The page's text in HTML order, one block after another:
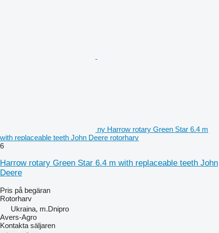
ny Harrow rotary Green Star 6.4 m
with replaceable teeth John Deere rotorharv
6
Harrow rotary Green Star 6.4 m with replaceable teeth John
Deere
Pris på begäran
Rotorharv
Ukraina, m.Dnipro
Avers-Agro
Kontakta säljaren